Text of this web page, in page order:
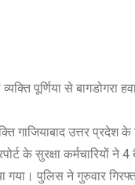
पूर्णिया से बागडोगरा
गाजियाबाद उत्तर प्रदेश
के सुरक्षा कर्मचारियों ने
पुलिस ने गुरुवार